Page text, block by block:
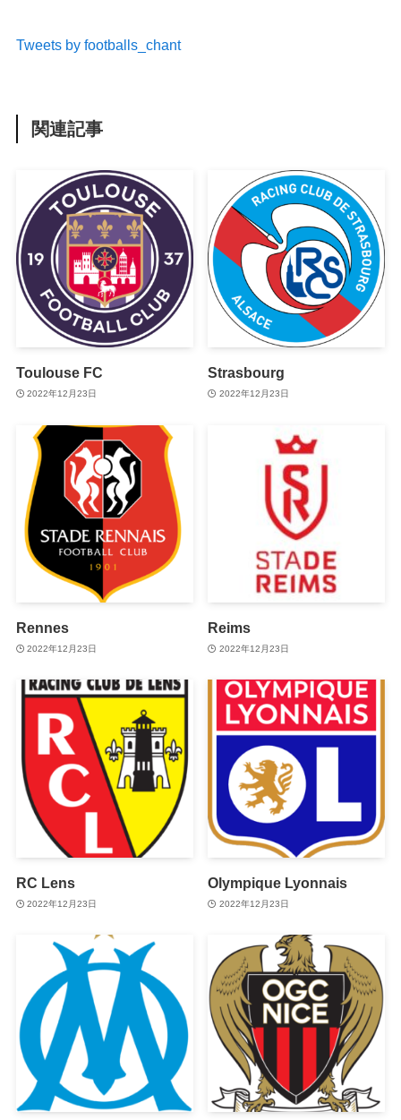
Tweets by footballs_chant
関連記事
Toulouse FC
2022年12月23日
Strasbourg
2022年12月23日
Rennes
2022年12月23日
Reims
2022年12月23日
RC Lens
2022年12月23日
Olympique Lyonnais
2022年12月23日